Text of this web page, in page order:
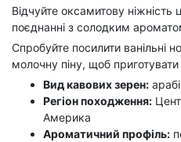
Відчуйте оксамитову
поєднанні з солодким
Спробуйте посилити ванільні
молочну піну, щоб
Вид кавових зерен:
Регіон походження:
Америка
Ароматичний профіль: